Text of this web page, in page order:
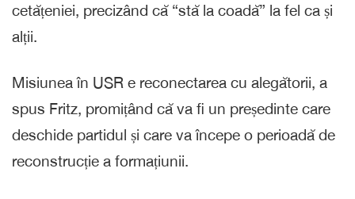
cetățeniei, precizând că “stă la coadă” la fel ca și
alții.
Misiunea în USR e reconectarea cu alegătorii, a
spus Fritz, promițând că va fi un președinte care
deschide partidul și care va începe o perioadă de
reconstrucție a formațiunii.